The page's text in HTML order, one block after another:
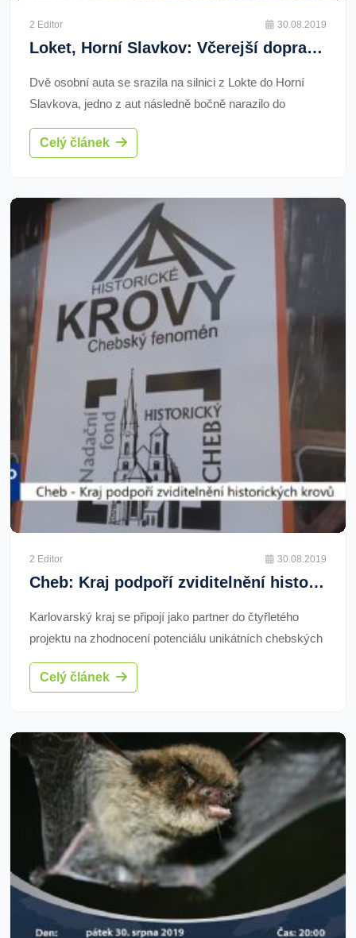
2 Editor 30.08.2019
Loket, Horní Slavkov: Včerejší dopravní nehoda
Dvě osobní auta se srazila na silnici z Lokte do Horní
Slavkova, jedno z aut následně bočně narazilo do
stromu. Pro zraněného řidiče letěl vrtulník. Nehoda se
stala ve čtvrtek krátce před druhou hodinou.
Celý článek
2 Editor 30.08.2019
Cheb: Kraj podpoří zviditelnění historických krovů (TV Západ)
Karlovarský kraj se připojí jako partner do čtyřletého
projektu na zhodnocení potenciálu unikátních chebských
krovů ve spolupráci s některými významnými institucemi
včetně Ústavu teoretické a aplikované mechaniky. Do 20
Celý článek